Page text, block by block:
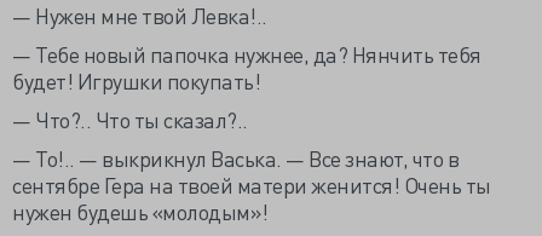
— Нужен мне твой Левка!..
— Тебе новый папочка нужнее, да? Нянчить тебя
будет! Игрушки покупать!
— Что?.. Что ты сказал?..
— То!.. — выкрикнул Васька. — Все знают, что в
сентябре Гера на твоей матери женится! Очень ты
нужен будешь «молодым»!